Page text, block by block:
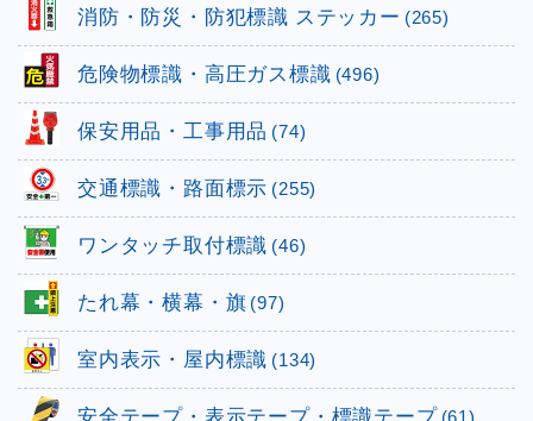
消防・防災・防犯標識 ステッカー (265)
危険物標識・高圧ガス標識 (496)
保安用品・工事用品 (74)
交通標識・路面標示 (255)
ワンタッチ取付標識 (46)
たれ幕・横幕・旗 (97)
室内表示・屋内標識 (134)
(61)